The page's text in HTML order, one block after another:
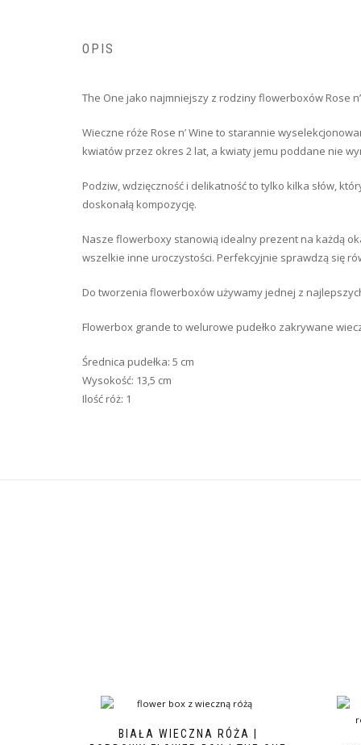
OPIS
The One jako najmniejszy z rodziny flowerboxów Rose
Wieczne róże Rose n’ Wine to starannie
kwiatów przez okres 2 lat, a kwiaty jemu poddane nie
Podziw, wdzięczność i delikatność to tylko kilka słów,
doskonałą kompozycję.
Nasze flowerboxy stanowią idealny prezent na każdą
wszelkie inne uroczystości. Perfekcyjnie sprawdzą się
Do tworzenia flowerboxów używamy jednej z
Flowerbox grande to welurowe pudełko zakrywane
Średnica pudełka: 5 cm
Wysokość: 13,5 cm
Ilość róż: 1
BIAŁA WIECZNA RÓŻA |